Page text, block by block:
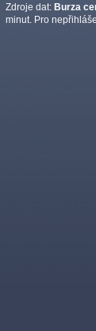
Zdroje dat: Burza
minut. Pro